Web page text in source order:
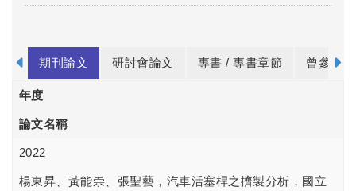
期刊論文 研討會論文 專書 / 專書章節 曾參與
年度
論文名稱
2022
楊東昇、黃能崇、張聖藝，汽車活塞桿之擠製分析，國立